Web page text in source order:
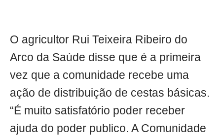
O agricultor Rui Teixeira Ribeiro do
Arco da Saúde disse que é a primeira
vez que a comunidade recebe uma
ação de distribuição de cestas básicas.
“É muito satisfatório poder receber
ajuda do poder publico. A Comunidade